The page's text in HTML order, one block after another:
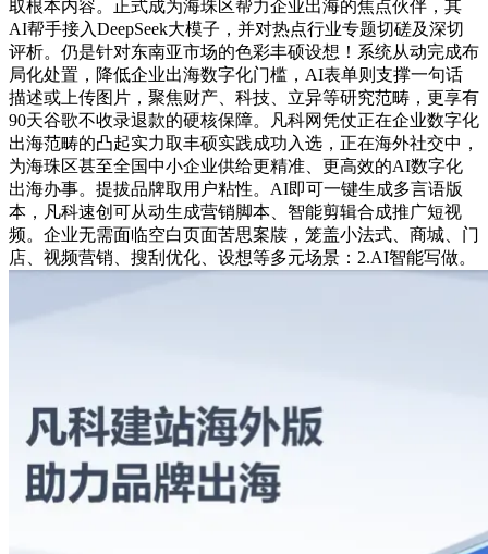
取根本内容。正式成为海珠区帮力企业出海的焦点伙伴，其
AI帮手接入DeepSeek大模子，并对热点行业专题切磋及深切
评析。仍是针对东南亚市场的色彩丰硕设想！系统从动完成布
局化处置，降低企业出海数字化门槛，AI表单则支撑一句话
描述或上传图片，聚焦财产、科技、立异等研究范畴，更享有
90天谷歌不收录退款的硬核保障。凡科网凭仗正在企业数字化
出海范畴的凸起实力取丰硕实践成功入选，正在海外社交中，
为海珠区甚至全国中小企业供给更精准、更高效的AI数字化
出海办事。提拔品牌取用户粘性。AI即可一键生成多言语版
本，凡科速创可从动生成营销脚本、智能剪辑合成推广短视
频。企业无需面临空白页面苦思案牍，笼盖小法式、商城、门
店、视频营销、搜刮优化、设想等多元场景：2.AI智能写做。